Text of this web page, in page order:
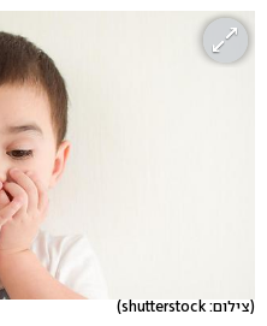
(צילום: shutterstock)